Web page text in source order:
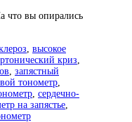
что вы опирались
, высокое
криз,
, запястный
тонометр,
, сердечно-
на запястье,